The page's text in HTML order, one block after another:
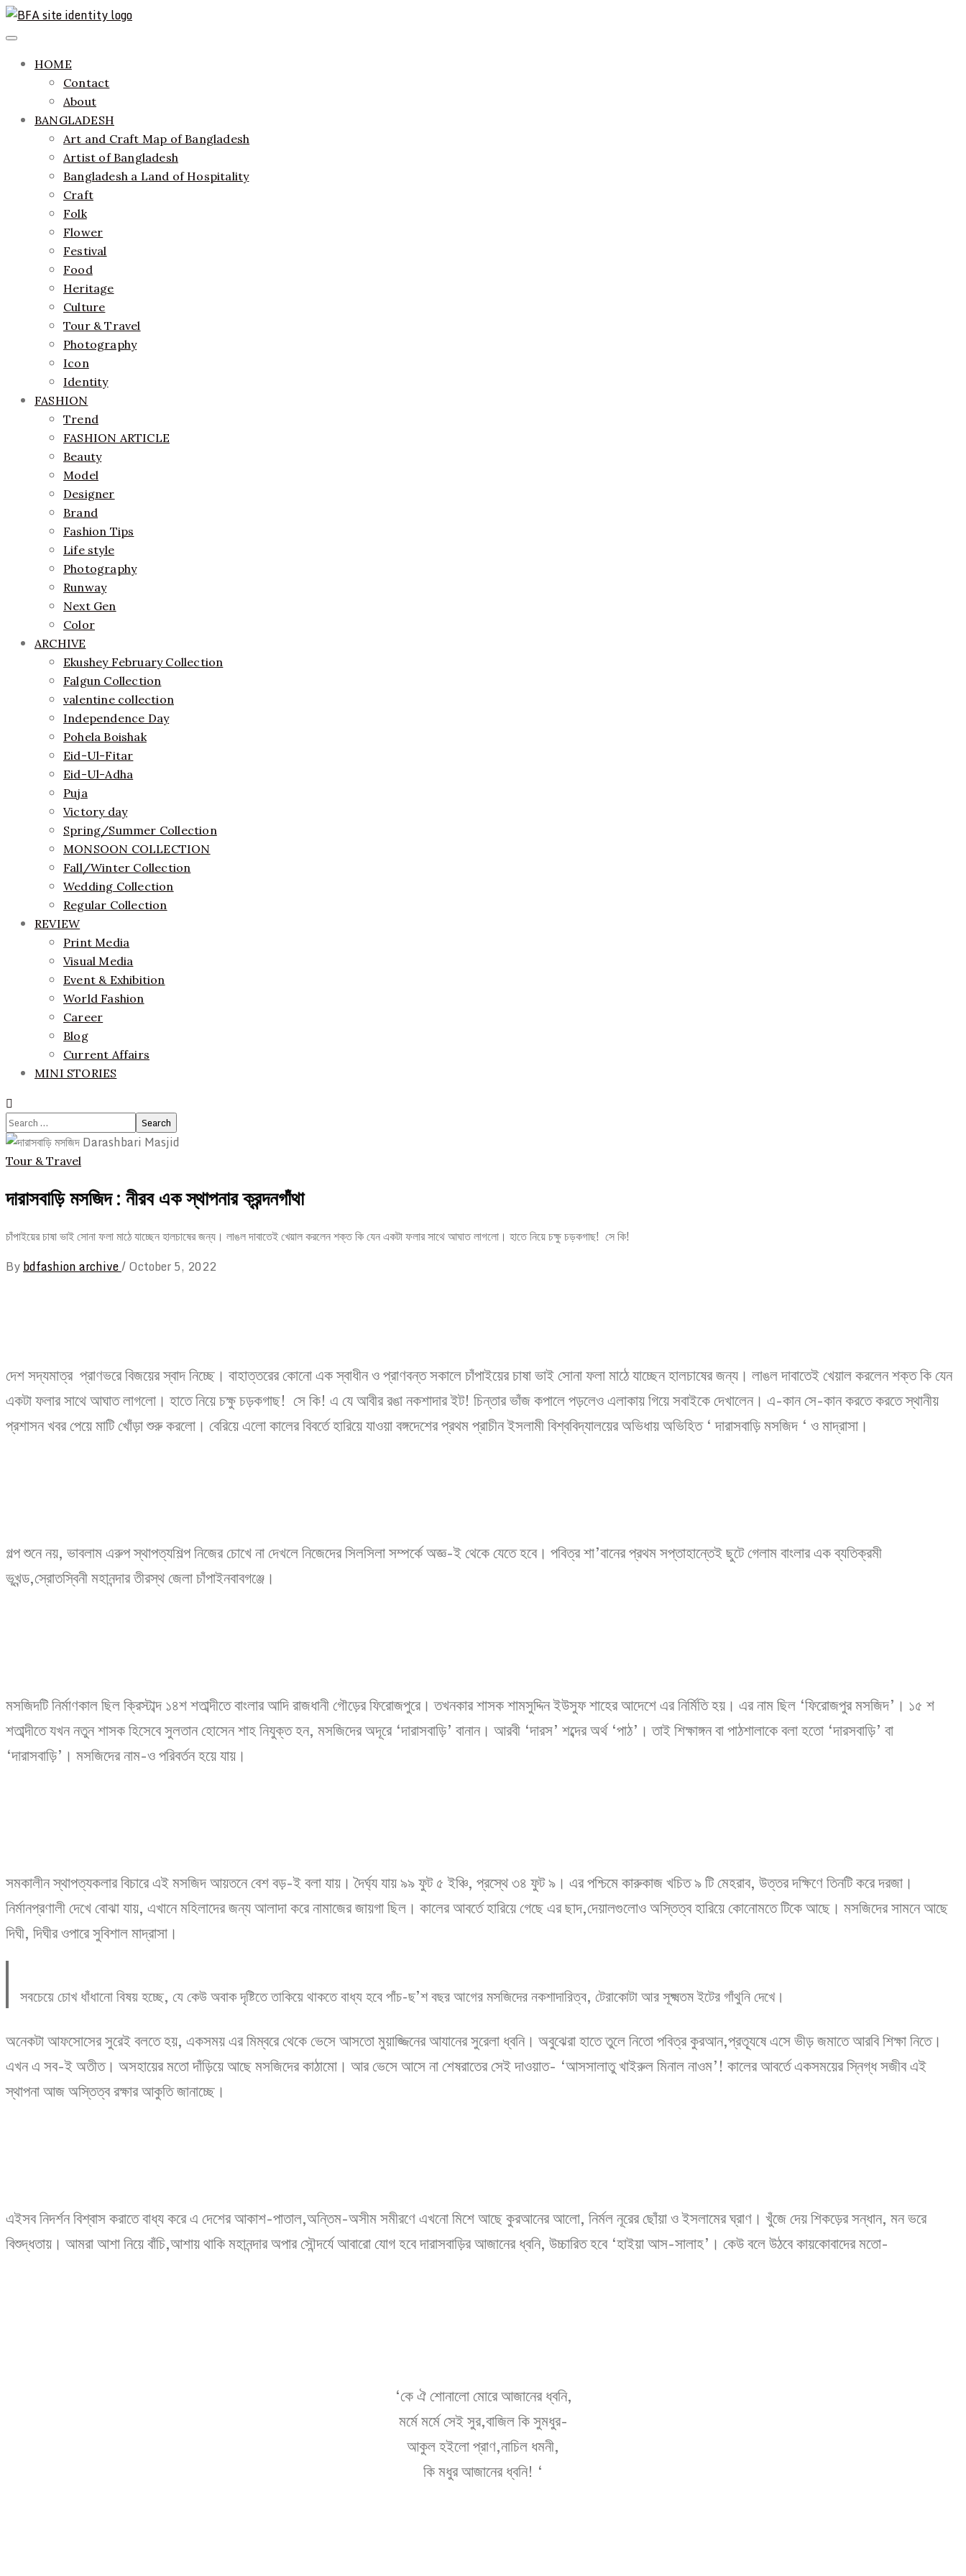
Skip
to
Bangladesh Fashion Archive
ethics + aesthetics = sustainable fashion
Primary
Menu HOME
Contact
About
BANGLADESH
Art and Craft Map of Bangladesh
Artist of Bangladesh
Bangladesh a Land of Hospitality
Craft
Folk
Flower
Festival
Food
Heritage
Culture
Tour & Travel
Photography
Icon
Identity
FASHION
Trend
FASHION ARTICLE
Beauty
Model
Designer
Brand
Fashion Tips
Life style
Photography
Runway
Next Gen
Color
ARCHIVE
Ekushey February Collection
Falgun Collection
valentine collection
Independence Day
Pohela Boishak
Eid-Ul-Fitar
Eid-Ul-Adha
Puja
Victory day
Spring/Summer Collection
MONSOON COLLECTION
Fall/Winter Collection
Wedding Collection
Regular Collection
REVIEW
Print Media
Visual Media
Event & Exhibition
World Fashion
Career
Blog
Current Affairs
MINI STORIES
Search
for:
Tour & Travel
দারাসবাড়ি মসজিদ : নীরব এক স্থাপনার ক্রন্দনগাঁথা
চাঁপাইয়ের চাষা ভাই সোনা ফলা মাঠে যাচ্ছেন হালচাষের জন্য। লাঙল দাবাতেই খেয়াল করলেন শক্ত কি যেন একটা ফলার সাথে আঘাত লাগলো। হাতে নিয়ে চক্ষু চড়কগাছ! সে কি!
Bybdfashion archive/October 5, 2022
দেশ সদ্যমাত্র প্রাণভরে বিজয়ের স্বাদ নিচ্ছে। বাহাত্তরের কোনো এক স্বাধীন ও প্রাণবন্ত সকালে চাঁপাইয়ের চাষা ভাই সোনা ফলা মাঠে যাচ্ছেন হালচাষের জন্য। লাঙল দাবাতেই খেয়াল করলেন শক্ত কি যেন
একটা ফলার সাথে আঘাত লাগলো। হাতে নিয়ে চক্ষু চড়কগাছ! সে কি! এ যে আবীর রঙা নকশাদার ইট! চিন্তার ভাঁজ কপালে পড়লেও এলাকায় গিয়ে সবাইকে দেখালেন। এ-কান সে-কান করতে করতে স্থানীয়
প্রশাসন খবর পেয়ে মাটি খোঁড়া শুরু করলো। বেরিয়ে এলো কালের বিবর্তে হারিয়ে যাওয়া বঙ্গদেশের প্রথম প্রাচীন ইসলামী বিশ্ববিদ্যালয়ের অভিধায় অভিহিত ‘ দারাসবাড়ি মসজিদ ‘ ও মাদ্রাসা।
গল্প শুনে নয়, ভাবলাম এরুপ স্থাপত্যশিল্প নিজের চোখে না দেখলে নিজেদের সিলসিলা সম্পর্কে অজ্ঞ-ই থেকে যেতে হবে। পবিত্র শা’বানের প্রথম সপ্তাহান্তেই ছুটে গেলাম বাংলার এক ব্যতিক্রমী
ভূখন্ড,স্রোতস্বিনী মহানন্দার তীরস্থ জেলা চাঁপাইনবাবগঞ্জে।
মসজিদটি নির্মাণকাল ছিল ক্রিস্টাব্দ ১৪শ শতাব্দীতে বাংলার আদি রাজধানী গৌড়ের ফিরোজপুরে। তখনকার শাসক শামসুদ্দিন ইউসুফ শাহের আদেশে এর নির্মিতি হয়। এর নাম ছিল ‘ফিরোজপুর মসজিদ’। ১৫ শ
শতাব্দীতে যখন নতুন শাসক হিসেবে সুলতান হোসেন শাহ নিযুক্ত হন, মসজিদের অদূরে ‘দারাসবাড়ি’ বানান। আরবী ‘দারস’ শব্দের অর্থ ‘পাঠ’। তাই শিক্ষাঙ্গন বা পাঠশালাকে বলা হতো ‘দারসবাড়ি’ বা
‘দারাসবাড়ি’। মসজিদের নাম-ও পরিবর্তন হয়ে যায়।
সমকালীন স্থাপত্যকলার বিচারে এই মসজিদ আয়তনে বেশ বড়-ই বলা যায়। দৈর্ঘ্য যায় ৯৯ ফুট ৫ ইঞ্চি, প্রস্থে ৩৪ ফুট ৯। এর পশ্চিমে কারুকাজ খচিত ৯ টি মেহরাব, উত্তর দক্ষিণে তিনটি করে দরজা।
নির্মানপ্রণালী দেখে বোঝা যায়, এখানে মহিলাদের জন্য আলাদা করে নামাজের জায়গা ছিল। কালের আবর্তে হারিয়ে গেছে এর ছাদ,দেয়ালগুলোও অস্তিত্ব হারিয়ে কোনোমতে টিকে আছে। মসজিদের সামনে আছে
দিঘী, দিঘীর ওপারে সুবিশাল মাদ্রাসা।
সবচেয়ে চোখ ধাঁধানো বিষয় হচ্ছে, যে কেউ অবাক দৃষ্টিতে তাকিয়ে থাকতে বাধ্য হবে পাঁচ-ছ’শ বছর আগের মসজিদের নকশাদারিত্ব, টেরাকোটা আর সূক্ষ্মতম ইটের গাঁথুনি দেখে।
অনেকটা আফসোসের সুরেই বলতে হয়, একসময় এর মিম্বরে থেকে ভেসে আসতো মুয়াজ্জিনের আযানের সুরেলা ধ্বনি। অবুঝেরা হাতে তুলে নিতো পবিত্র কুরআন,প্রত্যূষে এসে ভীড় জমাতে আরবি শিক্ষা নিতে।
এখন এ সব-ই অতীত। অসহায়ের মতো দাঁড়িয়ে আছে মসজিদের কাঠামো। আর ভেসে আসে না শেষরাতের সেই দাওয়াত- ‘আসসালাতু খাইরুল মিনাল নাওম’! কালের আবর্তে একসময়ের স্নিগ্ধ সজীব এই
স্থাপনা আজ অস্তিত্ব রক্ষার আকুতি জানাচ্ছে।
এইসব নিদর্শন বিশ্বাস করাতে বাধ্য করে এ দেশের আকাশ-পাতাল,অন্তিম-অসীম সমীরণে এখনো মিশে আছে কুরআনের আলো, নির্মল নূরের ছোঁয়া ও ইসলামের ঘ্রাণ। খুঁজে দেয় শিকড়ের সন্ধান, মন ভরে
বিশুদ্ধতায়। আমরা আশা নিয়ে বাঁচি,আশায় থাকি মহানন্দার অপার সৌন্দর্যে আবারো যোগ হবে দারাসবাড়ির আজানের ধ্বনি, উচ্চারিত হবে ‘হাইয়া আস-সালাহ’। কেউ বলে উঠবে কায়কোবাদের মতো-
‘কে ঐ শোনালো মোরে আজানের ধ্বনি,
মর্মে মর্মে সেই সুর,বাজিল কি সুমধুর-
আকুল হইলো প্রাণ,নাচিল ধমনী,
কি মধুর আজানের ধ্বনি! ‘